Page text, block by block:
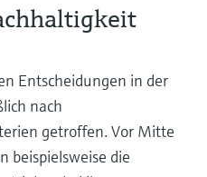
Sie unser breit gefächertes
langjährigen Erfahrung, wenn es
durch
Membranfiltration spielt eine
der Wasserqualität. Die
Entscheidungen in der
nach
getroffen. Vor Mitte
beispielsweise die